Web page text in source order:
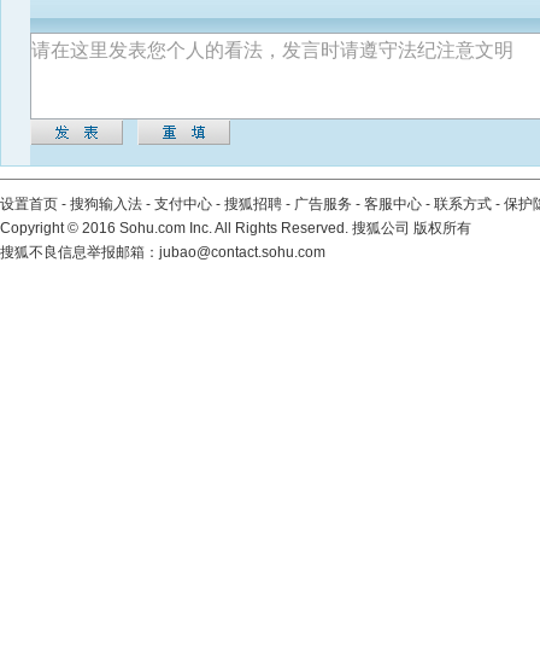
设置首页 - 搜狗输入法 - 支付中心 - 搜狐招聘 - 广告服务 - 客服中心 - 联系方式 - 保护
Copyright© 2016 Sohu.com Inc. All Rights Reserved. 搜狐公司 版权所有
搜狐不良信息举报邮箱： jubao@contact.sohu.com